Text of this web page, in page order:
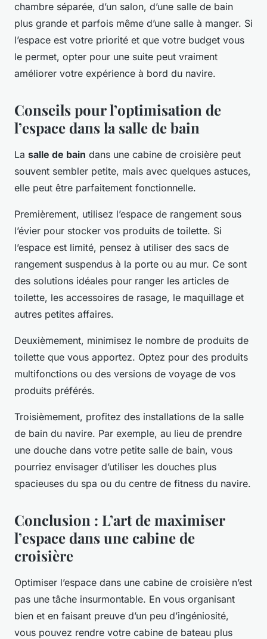
chambre séparée, d’un salon, d’une salle de bain
plus grande et parfois même d’une salle à manger. Si
l’espace est votre priorité et que votre budget vous
le permet, opter pour une suite peut vraiment
améliorer votre expérience à bord du navire.
Conseils pour l’optimisation de
l’espace dans la salle de bain
La salle de bain dans une cabine de croisière peut
souvent sembler petite, mais avec quelques astuces,
elle peut être parfaitement fonctionnelle.
Premièrement, utilisez l’espace de rangement sous
l’évier pour stocker vos produits de toilette. Si
l’espace est limité, pensez à utiliser des sacs de
rangement suspendus à la porte ou au mur. Ce sont
des solutions idéales pour ranger les articles de
toilette, les accessoires de rasage, le maquillage et
autres petites affaires.
Deuxièmement, minimisez le nombre de produits de
toilette que vous apportez. Optez pour des produits
multifonctions ou des versions de voyage de vos
produits préférés.
Troisièmement, profitez des installations de la salle
de bain du navire. Par exemple, au lieu de prendre
une douche dans votre petite salle de bain, vous
pourriez envisager d’utiliser les douches plus
spacieuses du spa ou du centre de fitness du navire.
Conclusion : L’art de maximiser
l’espace dans une cabine de
croisière
Optimiser l’espace dans une cabine de croisière n’est
pas une tâche insurmontable. En vous organisant
bien et en faisant preuve d’un peu d’ingéniosité,
vous pouvez rendre votre cabine de bateau plus